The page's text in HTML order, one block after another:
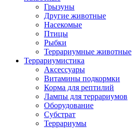
Грызуны
Другие животные
Насекомые
Птицы
Рыбки
Террариумные животные
Террариумистика
Аксессуары
Витамины подкормки
Корма для рептилий
Лампы для террариумов
Оборудование
Субстрат
Террариумы